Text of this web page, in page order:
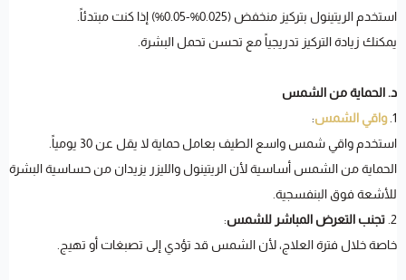
استخدم الريتينول بتركيز منخفض (0.025%-0.05%) إذا كنت مبتدئاً.
يمكنك زيادة التركيز تدريجياً مع تحسن تحمل البشرة.
د. الحماية من الشمس
1. واقي الشمس:
استخدم واقي شمس واسع الطيف بعامل حماية لا يقل عن 30 يومياً.
الحماية من الشمس أساسية لأن الريتينول والليزر يزيدان من حساسية البشرة
للأشعة فوق البنفسجية.
2. تجنب التعرض المباشر للشمس:
خاصة خلال فترة العلاج، لأن الشمس قد تؤدي إلى تصبغات أو تهيج.